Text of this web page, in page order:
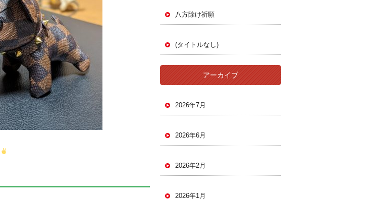
八方除け祈願
(タイトルなし)
アーカイブ
2026年7月
2026年6月
2026年2月
2026年1月